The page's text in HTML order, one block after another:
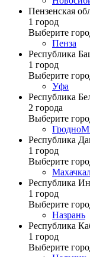
Пензенская
1 город
Выберите
Пенза
Республика
1 город
Выберите
Уфа
Республика
2 города
Выберите
Гродно
Республика
1 город
Выберите
Республика
1 город
Выберите
Назрань
Республика
1 город
Выберите